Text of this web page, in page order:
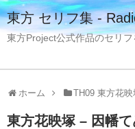
東方 セリフ集 -
東方Project公式作品のセリフ
ホーム TH09 東方花映
東方花映塚 – 因幡